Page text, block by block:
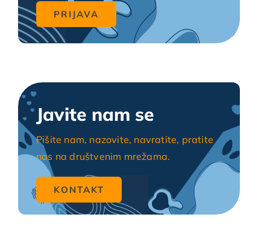
Javite nam se
Pišite nam, nazovite, navratite, pratite
nas na društvenim mrežama.
KONTAKT